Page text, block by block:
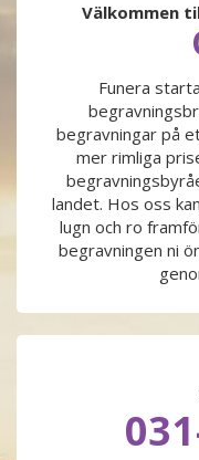
PLANERA BEGRAVNING
PRODUKTER & PRISER
OM BEGRAVNINGAR
JURIDIK
KONTAKTA OSS
Välkommen
Funera
begravningar på
mer rimliga
landet. Hos oss
lugn och ro
begravningen ni